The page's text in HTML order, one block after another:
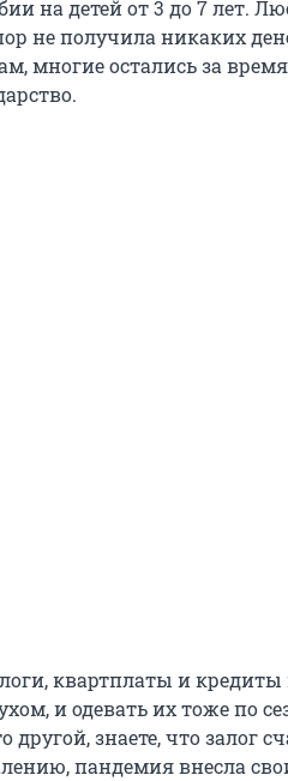
на детей от 3 до 7 лет.
не получила никаких
многие остались за
квартплаты и
и одевать их тоже по
другой, знаете, что залог
пандемия внесла